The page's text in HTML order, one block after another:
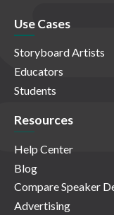
Use Cases
Storyboard Artists
Educators
Students
Resources
Help Center
Blog
Compare Speaker
Advertising